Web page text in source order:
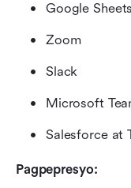
Google
Zoom
Slack
Microsoft
Salesforce at
Pagpepresyo: